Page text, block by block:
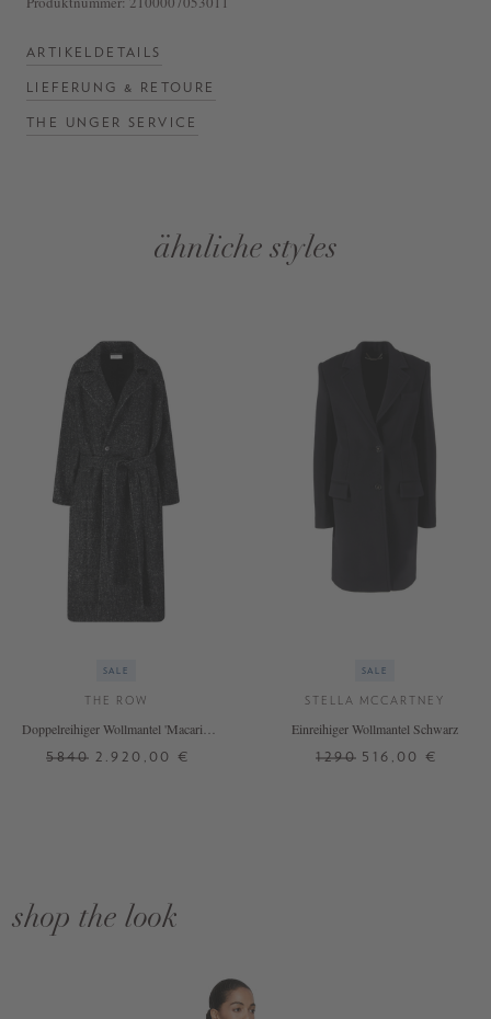
ARTIKELDETAILS
LIEFERUNG & RETOURE
THE UNGER SERVICE
ähnliche styles
SALE
THE ROW
Doppelreihiger Wollmantel 'Macaria'
5840 2.920,00 €
SALE
STELLA MCCARTNEY
Einreihiger Wollmantel Schwarz
1290 516,00 €
shop the look